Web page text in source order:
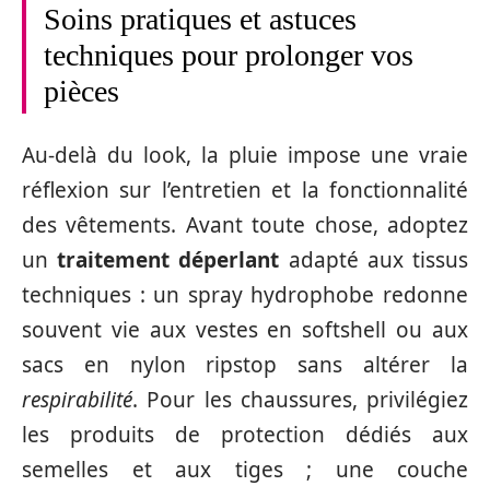
Soins pratiques et astuces
techniques pour prolonger vos
pièces
Au-delà du look, la pluie impose une vraie
réflexion sur l’entretien et la fonctionnalité
des vêtements. Avant toute chose, adoptez
untraitement déperlant adapté aux tissus
techniques : un spray hydrophobe redonne
souvent vie aux vestes en softshell ou aux
sacs en nylon ripstop sans altérer la
respirabilité. Pour les chaussures, privilégiez
les produits de protection dédiés aux
semelles et aux tiges ; une couche